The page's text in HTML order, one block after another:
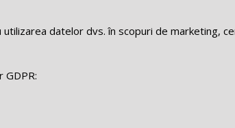
datelor dvs. în scopuri de marketing,
GDPR: